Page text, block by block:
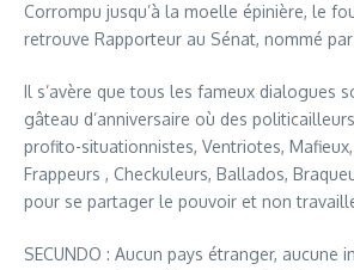
Corrompu jusqu’à la moelle épinière, le
retrouve Rapporteur au Sénat, nommé
Il s’avère que tous les fameux dialogues
gâteau d’anniversaire où des
profito-situationnistes, Ventriotes,
Frappeurs , Checkuleurs, Ballados,
pour se partager le pouvoir et non
SECUNDO : Aucun pays étranger, aucune